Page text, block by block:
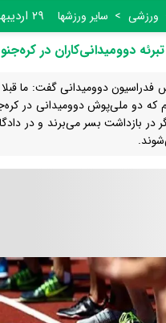
ورزشی سایر ورزشها ۲۹ اردیبهشت ۱۴۰۵ ۱۴:۱۷
دوومیدانی‌کاران در
فدراسیون دوومیدانی گفت: ما قبلا
که دو ملی‌پوش دوومیدانی در
در بازداشت بسر می‌برند و در